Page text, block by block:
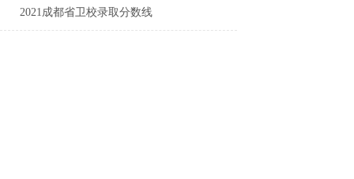
2021成都省卫校录取分数线